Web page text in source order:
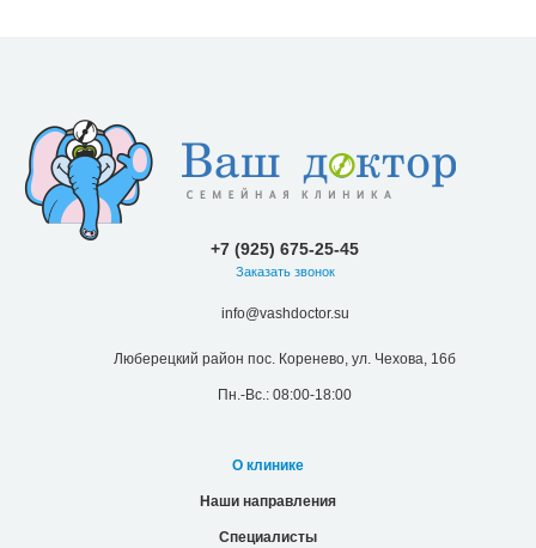
+7 (925) 675-25-45
Заказать звонок
info@vashdoctor.su
Люберецкий район пос. Коренево, ул. Чехова, 16б
Пн.-Вс.: 08:00-18:00
О клинике
Наши направления
Специалисты